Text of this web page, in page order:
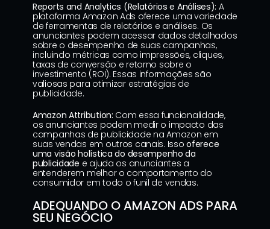
Reports and Analytics (Relatórios e Análises): A
plataforma Amazon Ads oferece uma variedade
de ferramentas de relatórios e análises. Os
anunciantes podem acessar dados detalhados
sobre o desempenho de suas campanhas,
incluindo métricas como impressões, cliques,
taxas de conversão e retorno sobre o
investimento (ROI). Essas informações são
valiosas para otimizar estratégias de
publicidade.
Amazon Attribution: Com essa funcionalidade,
os anunciantes podem medir o impacto das
campanhas de publicidade na Amazon em
suas vendas em outros canais. Isso oferece
uma visão holística do desempenho da
publicidade e ajuda os anunciantes a
entenderem melhor o comportamento do
consumidor em todo o funil de vendas.
ADEQUANDO O AMAZON ADS PARA
SEU NEGÓCIO